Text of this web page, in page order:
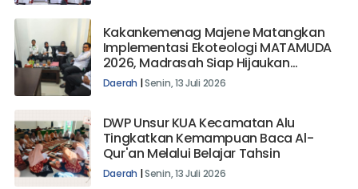
Kakankemenag Majene Matangkan
Implementasi Ekoteologi MATAMUDA
2026, Madrasah Siap Hijaukan
Lingkungan
Daerah |Senin, 13 Juli 2026
DWP Unsur KUA Kecamatan Alu
Tingkatkan Kemampuan Baca Al-
Qur'an Melalui Belajar Tahsin
Daerah |Senin, 13 Juli 2026